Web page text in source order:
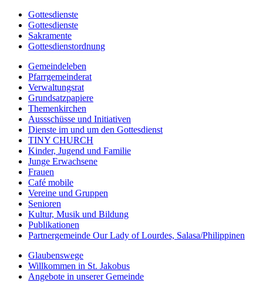
Gottesdienste
Gottesdienste
Sakramente
Gottesdienstordnung
Gemeindeleben
Pfarrgemeinderat
Verwaltungsrat
Grundsatzpapiere
Themenkirchen
Aussschüsse und Initiativen
Dienste im und um den Gottesdienst
TINY CHURCH
Kinder, Jugend und Familie
Junge Erwachsene
Frauen
Café mobile
Vereine und Gruppen
Senioren
Kultur, Musik und Bildung
Publikationen
Partnergemeinde Our Lady of Lourdes, Salasa/Philippinen
Glaubenswege
Willkommen in St. Jakobus
Angebote in unserer Gemeinde